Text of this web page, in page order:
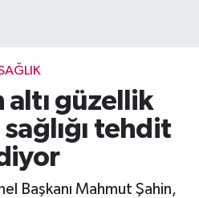
altı güzellik
tehdit
Başkanı Mahmut Şahin,